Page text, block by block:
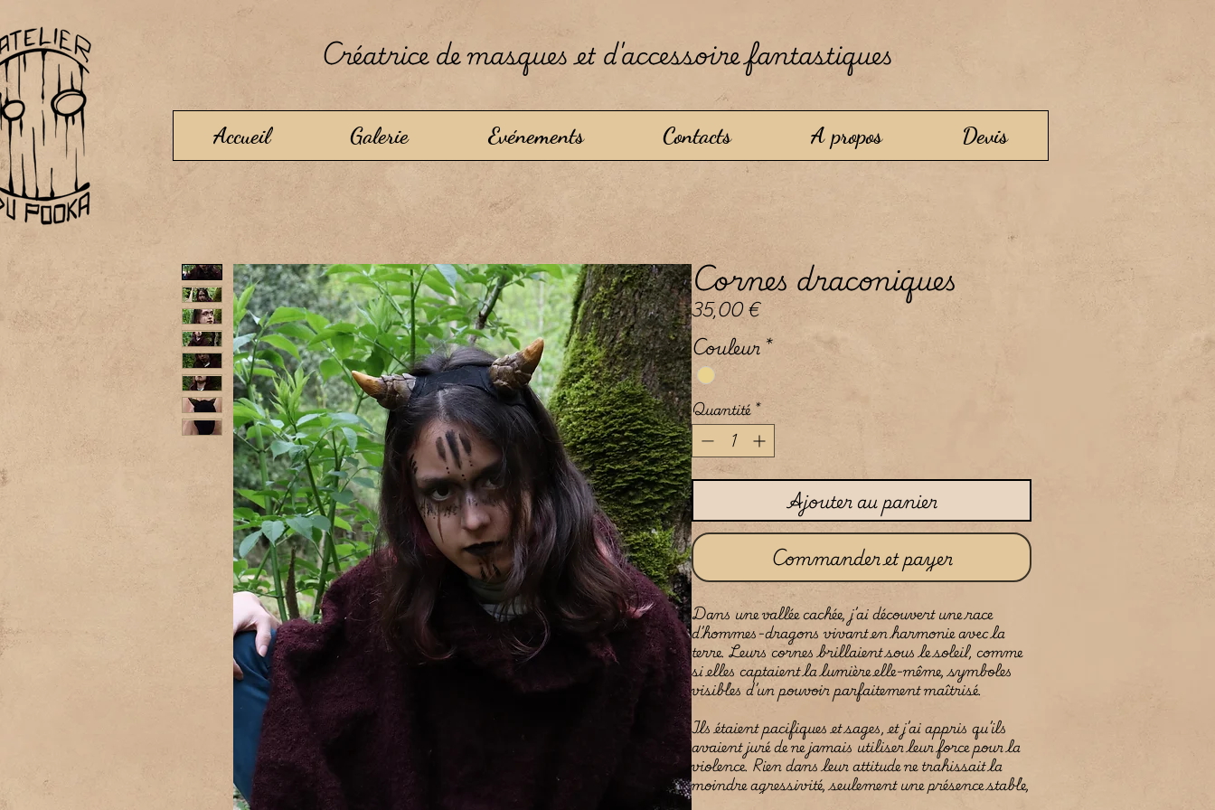
Créatrice de masques et d'accessoire fantastiques
Accueil Galerie Evénements Contacts A propos Devis
Cornes draconiques
35,00 €Prix
Couleur*
Quantité *
Ajouter au panier
Commander et payer
Dans une vallée cachée, j’ai découvert une race
d’hommes-dragons vivant en harmonie avec la
terre. Leurs cornes brillaient sous le soleil, comme
si elles captaient la lumière elle-même, symboles
visibles d’un pouvoir parfaitement maîtrisé.
Ils étaient pacifiques et sages, et j’ai appris qu’ils
avaient juré de ne jamais utiliser leur force pour la
violence. Rien dans leur attitude ne trahissait la
moindre agressivité, seulement une présence stable,